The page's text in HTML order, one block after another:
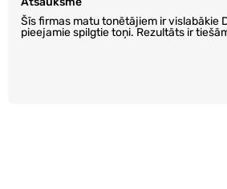
Šīs firmas matu tonētājiem ir vislabākie
pieejamie spilgtie toņi. Rezultāts ir